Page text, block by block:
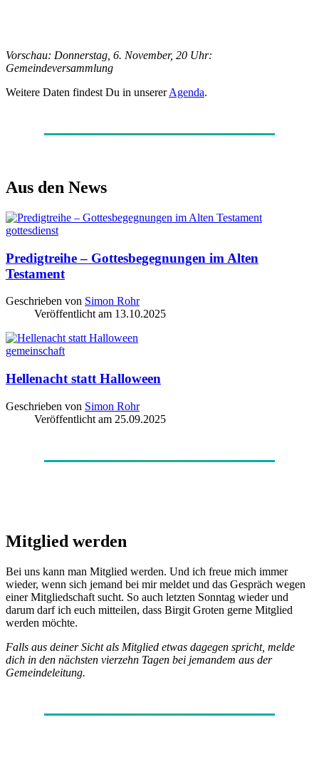
Vorschau: Donnerstag, 6. November, 20 Uhr:
Gemeindeversammlung
Weitere Daten findest Du in unsererAgenda.
Aus den News
gottesdienst
Predigtreihe – Gottesbegegnungen im Alten
Testament
Geschrieben von Simon Rohr
Veröffentlicht am 13.10.2025
gemeinschaft
Hellenacht statt Halloween
Geschrieben von Simon Rohr
Veröffentlicht am 25.09.2025
Mitglied werden
Bei uns kann man Mitglied werden. Und ich freue mich immer
wieder, wenn sich jemand bei mir meldet und das Gespräch wegen
einer Mitgliedschaft sucht. So auch letzten Sonntag wieder und
darum darf ich euch mitteilen, dass Birgit Groten gerne Mitglied
werden möchte.
Falls aus deiner Sicht als Mitglied etwas dagegen spricht, melde
dich in den nächsten vierzehn Tagen bei jemandem aus der
Gemeindeleitung.